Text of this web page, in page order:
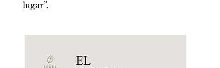
lugar”.